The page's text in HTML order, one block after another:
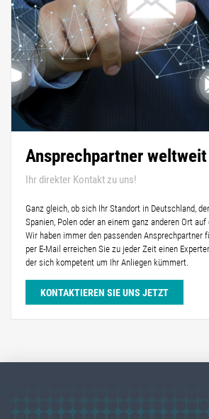
Ansprechpartner weltweit
Ihr direkter Kontakt zu uns!
Ganz gleich, ob sich Ihr Standort in Deutschland,
Spanien, Polen oder an einem ganz anderen Ort
Wir haben immer den passenden Ansprechpartner
per E-Mail erreichen Sie zu jeder Zeit einen
der sich kompetent um Ihr Anliegen kümmert.
KONTAKTIEREN SIE UNS JETZT